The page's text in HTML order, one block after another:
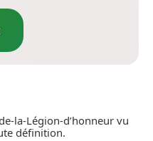
la-Légion-d’honneur vu
définition.